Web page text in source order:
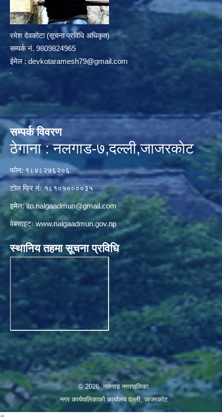
रमेश देवकोटा (सूचना प्रविधि अधिकृत)
सम्पर्क न‌ं. 9809824965
ईमेल : devkotaramesh79@gmail.com
सम्पर्क विवरण
ठेगाना : नलगाड-७,दल्ली,जाजरकाेट
फोन: ९८४८२७६२०६
टोल फ्रि नंः १८१०५००००३५
इमेल:ito.nalgaadmun@gmail.com
वेबसाइटःwww.nalgaadmun.gov.np
स्थानिय तहमा सूचना प्रविधि
© 2026 नलगाड नगरपालिका
नगर कार्यपालिकाको कार्यालय दल्ली, जाजरकाेट